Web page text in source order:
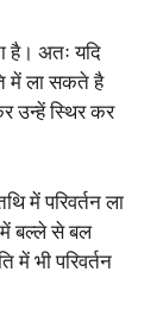
है। अतः यदि
में ला सकते है
उन्हें स्थिर कर
में परिवर्तन ला
बल्ले से बल
भी परिवर्तन